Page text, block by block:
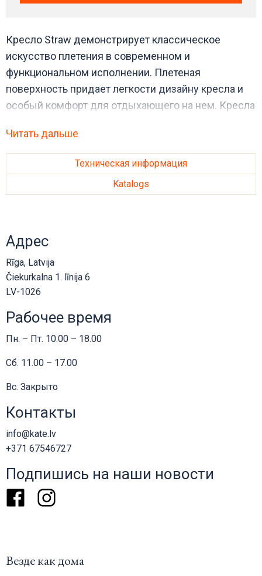
Кресло Straw демонстрирует классическое
искусство плетения в современном и
функциональном исполнении. Плетеная
поверхность придает легкости дизайну кресла и
особый комфорт для отдыхающего на нем. Кресла
Читать дальше
Техническая информация
Katalogs
Адрес
Rīga, Latvija
Čiekurkalna 1. līnija 6
LV-1026
Рабочее время
Пн. – Пт. 10.00 – 18.00
Сб. 11.00 – 17.00
Вс. Закрыто
Контакты
info@kate.lv
+371 67546727
Подпишись на наши новости
FacebookInstagram
Везде как дома